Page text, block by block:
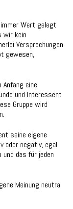
Wert gelegt
wir kein
Versprechungen
gewesen,
Anfang eine
und Interessent
Gruppe wird
seine eigene
oder negativ, egal
das für jeden
Meinung neutral